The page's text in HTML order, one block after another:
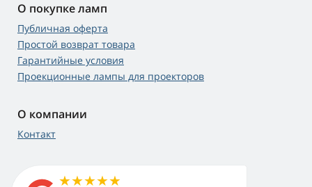
О покупке ламп
Публичная оферта
Простой возврат товара
Гарантийные условия
Проекционные лампы для проекторов
О компании
Контакт